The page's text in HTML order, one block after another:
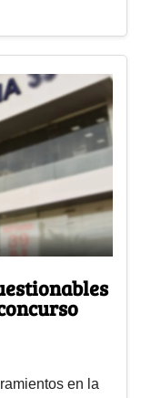
en la